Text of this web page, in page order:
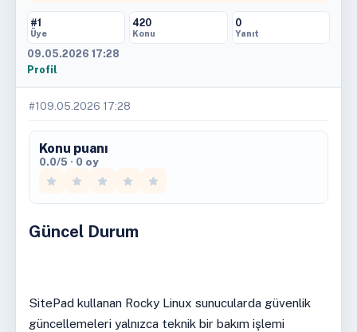
#1
Üye
420
Konu
0
Yanıt
09.05.2026 17:28
Profil
#1 09.05.2026 17:28
Konu puanı
0.0/5 · 0 oy
Güncel Durum
SitePad kullanan Rocky Linux sunucularda güvenlik
güncellemeleri yalnızca teknik bir bakım işlemi